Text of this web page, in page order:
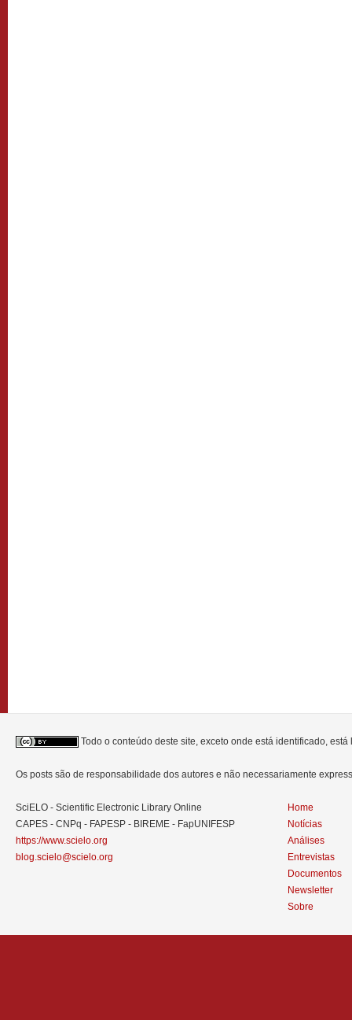
Todo o conteúdo deste site, exceto onde está identificado,
Os posts são de responsabilidade dos autores e não necessariamente
SciELO - Scientific Electronic Library Online
CAPES - CNPq - FAPESP - BIREME - FapUNIFESP
https://www.scielo.org
blog.scielo@scielo.org
Home
Notícias
Análises
Entrevistas
Documentos
Newsletter
Sobre